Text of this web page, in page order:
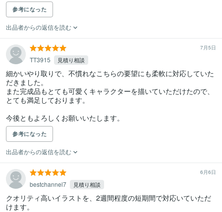
参考になった
出品者からの返信を読む
7月5日
TT3915 見積り相談
細かいやり取りで、不慣れなこちらの要望にも柔軟に対応していた
だきました。
また完成品もとても可愛くキャラクターを描いていただけたので、
とても満足しております。
今後ともよろしくお願いいたします。
参考になった
出品者からの返信を読む
6月6日
bestchannel7 見積り相談
クオリティ高いイラストを、2週間程度の短期間で対応いていただ
けます。